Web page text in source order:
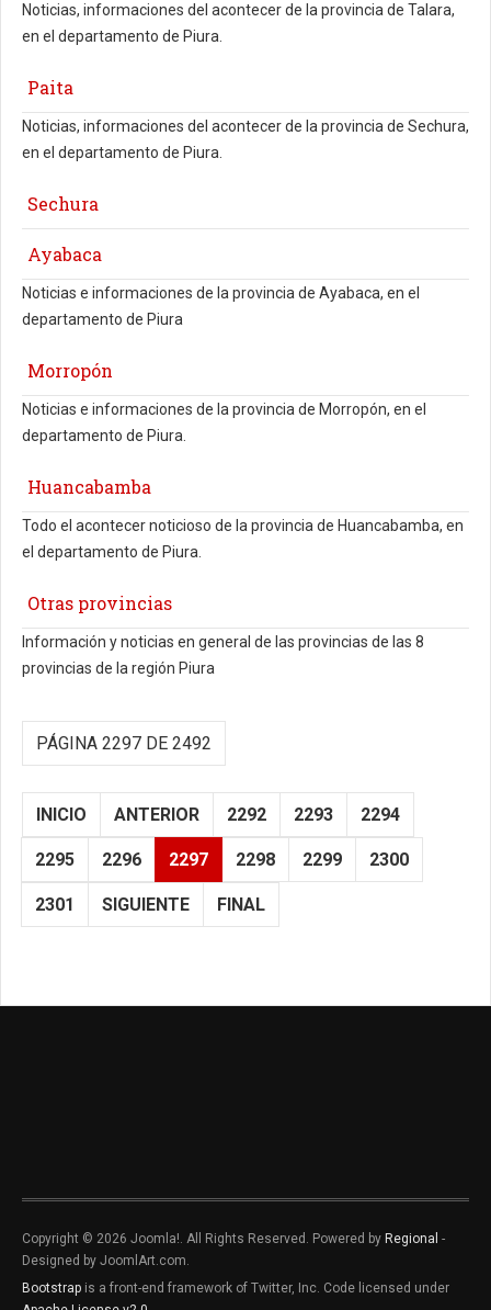
Noticias, informaciones del acontecer de la provincia de Talara,
en el departamento de Piura.
Paita
Noticias, informaciones del acontecer de la provincia de Sechura,
en el departamento de Piura.
Sechura
Ayabaca
Noticias e informaciones de la provincia de Ayabaca, en el
departamento de Piura
Morropón
Noticias e informaciones de la provincia de Morropón, en el
departamento de Piura.
Huancabamba
Todo el acontecer noticioso de la provincia de Huancabamba, en
el departamento de Piura.
Otras provincias
Información y noticias en general de las provincias de las 8
provincias de la región Piura
PÁGINA 2297 DE 2492
INICIO ANTERIOR 2292 2293 2294
2295 2296 2297 2298 2299 2300
2301 SIGUIENTE FINAL
Copyright © 2026 Joomla!. All Rights Reserved. Powered by Regional -
Designed by JoomlArt.com.
Bootstrap is a front-end framework of Twitter, Inc. Code licensed under